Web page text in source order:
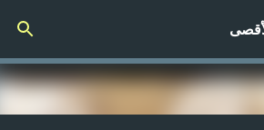
إلى المحتوى الرئيسي